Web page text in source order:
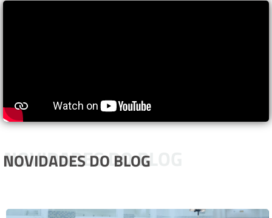
NOVIDADES DO BLOG
NOVIDADES DO BLOG